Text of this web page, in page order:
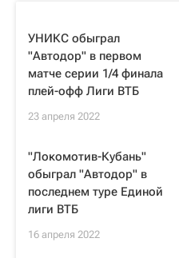
УНИКС обыграл
"Автодор" в первом
матче серии 1/4 финала
плей-офф Лиги ВТБ
23 апреля 2022
"Локомотив-Кубань"
обыграл "Автодор" в
последнем туре Единой
лиги ВТБ
16 апреля 2022